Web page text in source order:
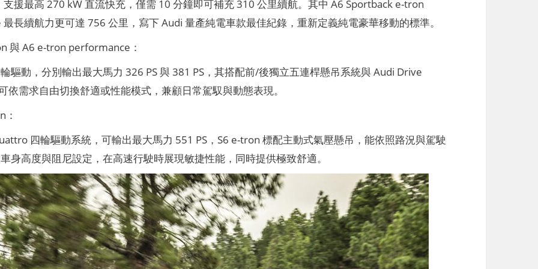
援最高 270 kW 直流快充，僅需 10 分鐘即可補充 310 公里續航。其中 A6 Sportback e-tron
長續航力更可達 756 公里，寫下 Audi 量產純電車款最佳紀錄，重新定義純電豪華移動的標準。
與 A6 e-tron performance：
驅動，分別輸出最大馬力 326 PS 與 381 PS，其搭配前/後獨立五連桿懸吊系統與 Audi Drive
依需求自由切換舒適或性能模式，兼顧日常駕馭與動態表現。
四輪驅動系統，可輸出最大馬力 551 PS，S6 e-tron 標配主動式氣壓懸吊，能依照路況與駕駛
身高度與阻尼設定，在高速行駛時展現敏捷性能，同時提供極致舒適。